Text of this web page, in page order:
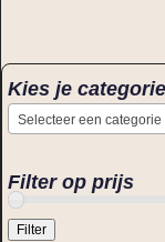
Kies je categorie
Selecteer een categorie
Filter op prijs
Filter